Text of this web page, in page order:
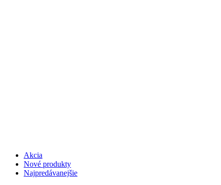
Akcia
Nové produkty
Najpredávanejšie